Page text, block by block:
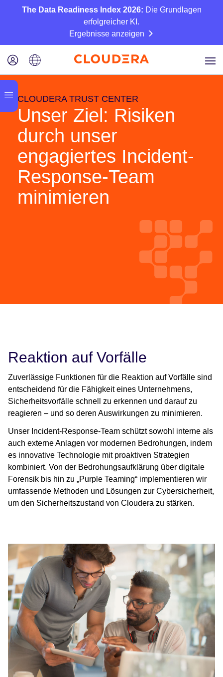
The Data Readiness Index 2026: Die Grundlagen
erfolgreicher KI.
Ergebnisse anzeigen
CLOUDERA TRUST CENTER
Unser Ziel: Risiken
durch unser
engagiertes Incident-
Response-Team
minimieren
Reaktion auf Vorfälle
Zuverlässige Funktionen für die Reaktion auf Vorfälle sind
entscheidend für die Fähigkeit eines Unternehmens,
Sicherheitsvorfälle schnell zu erkennen und darauf zu
reagieren – und so deren Auswirkungen zu minimieren.
Unser Incident-Response-Team schützt sowohl interne als
auch externe Anlagen vor modernen Bedrohungen, indem
es innovative Technologie mit proaktiven Strategien
kombiniert. Von der Bedrohungsaufklärung über digitale
Forensik bis hin zu „Purple Teaming“ implementieren wir
umfassende Methoden und Lösungen zur Cybersicherheit,
um den Sicherheitszustand von Cloudera zu stärken.